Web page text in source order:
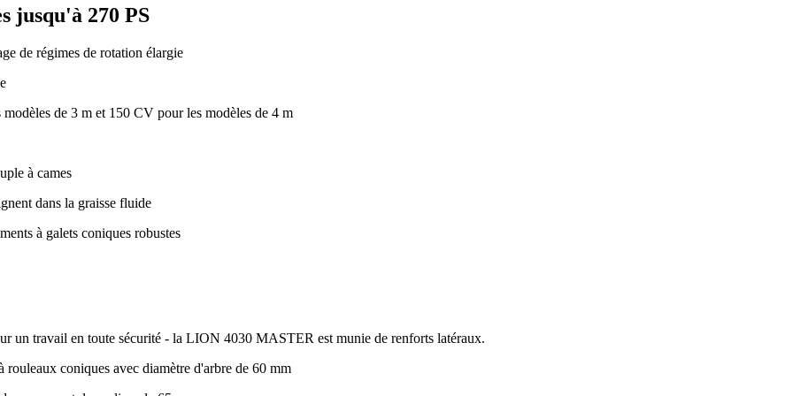
jusqu'à 270 PS
de régimes de rotation élargie
de 3 m et 150 CV pour les modèles de 4 m
à cames
dans la graisse fluide
à galets coniques robustes
un travail en toute sécurité - la LION 4030 MASTER est munie de renforts latéraux.
rouleaux coniques avec diamètre d'arbre de 60 mm